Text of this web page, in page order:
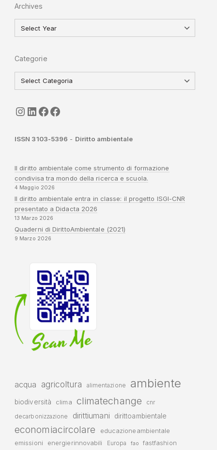
Archives
Categorie
seguici
LinkedIn
ISGI-CNRSapienza
ISSN 3103-5396 - Diritto ambientale
Il diritto ambientale come strumento di formazione
condivisa tra mondo della ricerca e scuola.
4 Maggio 2026
Il diritto ambientale entra in classe: il progetto ISGI-CNR
presentato a Didacta 2026
13 Marzo 2026
Quaderni di DirittoAmbientale (2021)
9 Marzo 2026
acqua agricoltura alimentazione ambiente
biodiversità clima climatechange cnr
decarbonizzazione dirittiumani dirittoambientale
economiacircolare
educazioneambientale
emissioni
energierinnovabili Europa fao fastfashion